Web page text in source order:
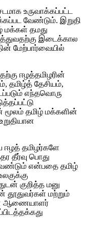
உருவாக்கப்பட்ட
வேண்டும். இறுதி
மக்கள் தமது
இடைக்கால
மேற்பார்வையில்
ஈழத்தமிழரின்
தமிழ்த் தேசியம்,
எந்தவொரு
மூலம் தமிழ் மக்களின்
தமிழர்களே
தீர்வு பொது
என்பதை தமிழ்
குறித்த மனு
தூதுவர்கள் மற்றும்
ஆணையாளர்